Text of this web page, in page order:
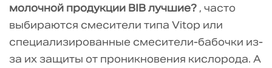
молочной продукции BIB лучшие? , часто
выбираются смесители типа Vitop или
специализированные смесители-бабочки из-
за их защиты от проникновения кислорода. А